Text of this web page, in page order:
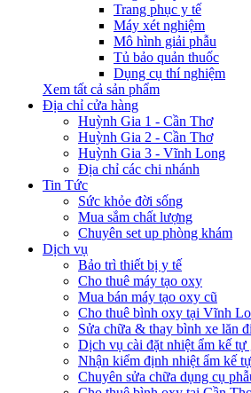
Trang phục y tế
Máy xét nghiệm
Mô hình giải phẫu
Tủ bảo quản thuốc
Dụng cụ thí nghiệm
Xem tất cả sản phẩm
Địa chỉ cửa hàng
Huỳnh Gia 1 - Cần Thơ
Huỳnh Gia 2 - Cần Thơ
Huỳnh Gia 3 - Vĩnh Long
Địa chỉ các chi nhánh
Tin Tức
Sức khỏe đời sống
Mua sắm chất lượng
Chuyên set up phòng khám
Dịch vụ
Bảo trì thiết bị y tế
Cho thuê máy tạo oxy
Mua bán máy tạo oxy cũ
Cho thuê bình oxy tại Vĩnh
Sửa chữa & thay bình xe lăn
Dịch vụ cài đặt nhiệt ẩm kế tự
Nhận kiểm định nhiệt ẩm kế
Chuyên sửa chữa dụng cụ